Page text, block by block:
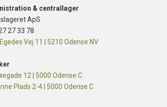
& centrallager
ApS
27 33 78
Vej 11 | 5210 Odense NV
12 | 5000 Odense C
Plads 2-4 | 5000 Odense C